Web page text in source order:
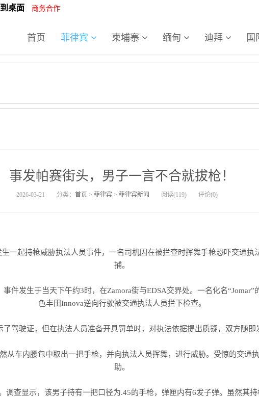
首页 菲律宾 柬埔寨 缅甸 迪拜 国
桌面 商务合作
事发帕赛街头，男子一言不合就拔枪！
2026-03-21 分类： 首页 > 菲律宾> 菲律宾新闻 阅读(119) 评论(0)
一起持枪威胁执法人员事件，一名司机因在被拦查时挥舞手枪恐吓交通执
捕。
事件发生于当天下午约3时，在Zamora街与EDSA交界处。一名化名“Jomar”
色丰田Innova逆向行驶被交通执法人员拦下检查。
了驾驶证，但在执法人员准备开具罚单时，对执法依据提出质疑，双方随即
从车内腰包中取出一把手枪，并向执法人员挥舞，进行威胁。受惊的交通
助。
调查显示，该男子持有一把口径为.45的手枪，弹匣内有6发子弹。虽然其